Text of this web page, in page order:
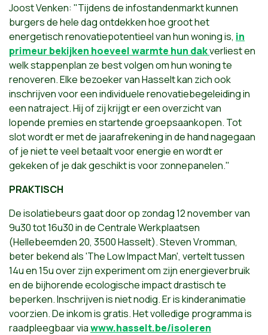
Joost Venken: "Tijdens de infostandenmarkt kunnen
burgers de hele dag ontdekken hoe groot het
energetisch renovatiepotentieel van hun woning is, in
primeur bekijken hoeveel warmte hun dakverliest en
welk stappenplan ze best volgen om hun woning te
renoveren. Elke bezoeker van Hasselt kan zich ook
inschrijven voor een individuele renovatiebegeleiding in
een natraject. Hij of zij krijgt er een overzicht van
lopende premies en startende groepsaankopen. Tot
slot wordt er met de jaarafrekening in de hand nagegaan
of je niet te veel betaalt voor energie en wordt er
gekeken of je dak geschikt is voor zonnepanelen."
PRAKTISCH
De isolatiebeurs gaat door op zondag 12 november van
9u30 tot 16u30 in de Centrale Werkplaatsen
(Hellebeemden 20, 3500 Hasselt). Steven Vromman,
beter bekend als 'The Low Impact Man', vertelt tussen
14u en 15u over zijn experiment om zijn energieverbruik
en de bijhorende ecologische impact drastisch te
beperken. Inschrijven is niet nodig. Er is kinderanimatie
voorzien. De inkom is gratis. Het volledige programma is
raadpleegbaar viawww.hasselt.be/isoleren